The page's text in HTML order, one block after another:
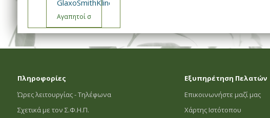
GlaxoSmithKline- Εμβόλιο Engerix Ενημέρωση
Αγαπητοί συνεργάτες,
Πληροφορίες
Ώρες λειτουργίας - Τηλέφωνα
Σχετικά με τον Σ.Φ.Η.Π.
Εξυπηρέτηση Πελατών
Επικοινωνήστε μαζί μας
Χάρτης Ιστότοπου